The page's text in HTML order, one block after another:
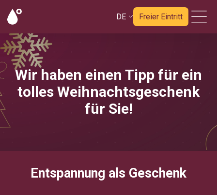
DE Freier Eintritt
Wir haben einen Tipp für ein
tolles Weihnachtsgeschenk
für Sie!
Entspannung als Geschenk